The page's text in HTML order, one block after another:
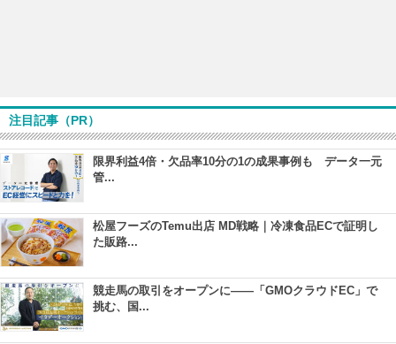
注目記事（PR）
限界利益4倍・欠品率10分の1の成果事例も データ一元
管...
松屋フーズのTemu出店 MD戦略｜冷凍食品ECで証明し
た販路...
競走馬の取引をオープンに――「GMOクラウドEC」で
挑む、国...